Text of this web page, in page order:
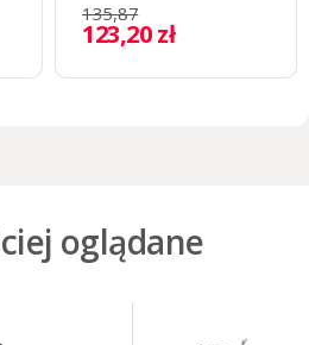
135,87
123,20 zł
oglądane